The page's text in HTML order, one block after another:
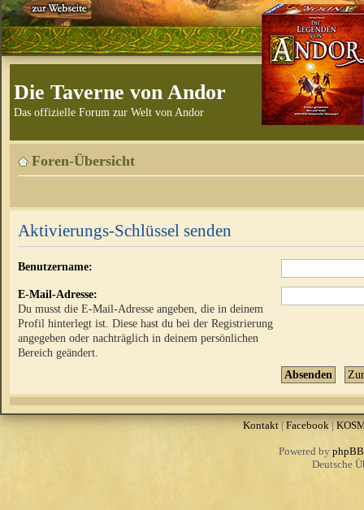
Die Taverne von Andor
Das offizielle Forum zur Welt von Andor
Foren-Übersicht
Aktivierungs-Schlüssel senden
Benutzername:
E-Mail-Adresse:
Du musst die E-Mail-Adresse angeben, die in deinem
Profil hinterlegt ist. Diese hast du bei der Registrierung
angegeben oder nachträglich in deinem persönlichen
Bereich geändert.
Kontakt| Facebook |
Powered by phpBB
Deutsche